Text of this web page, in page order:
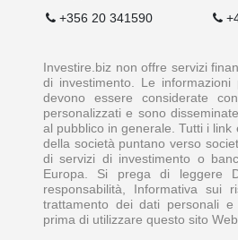
+356 20 341590
Investire.biz non offre servizi
di investimento. Le
devono essere considerate
personalizzati e sono
al pubblico in generale. Tutti i link
della società puntano verso
di servizi di investimento o
Europa. Si prega di leggere
responsabilità, Informativa sui
trattamento dei dati personali e
prima di utilizzare questo sito Web.